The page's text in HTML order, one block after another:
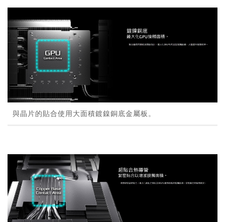
與晶片的貼合使用大面積鍍鎳銅底金屬板。